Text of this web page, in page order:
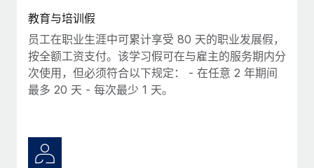
教育与培训假
员工在职业生涯中可累计享受 80 天的职业发展假，
按全额工资支付。该学习假可在与雇主的服务期内分
次使用，但必须符合以下规定： - 在任意 2 年期间
最多 20 天 - 每次最少 1 天。